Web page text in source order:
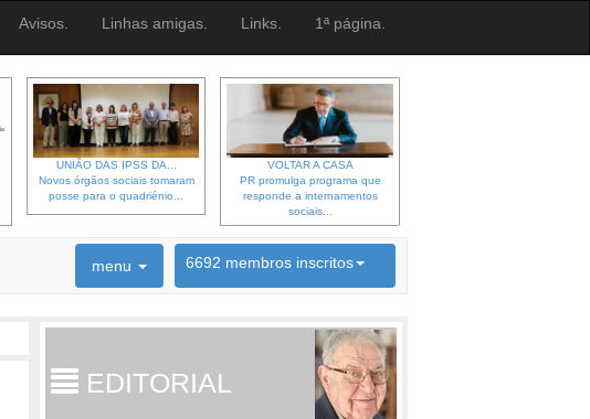
Avisos. Linhas amigas. Links. 1ª página.
UNIÃO DAS IPSS DA...
Novos órgãos sociais tomaram
posse para o quadriénio...
VOLTAR A CASA
PR promulga programa que
responde a internamentos
sociais...
menu 6692 membros inscritos
EDITORIAL